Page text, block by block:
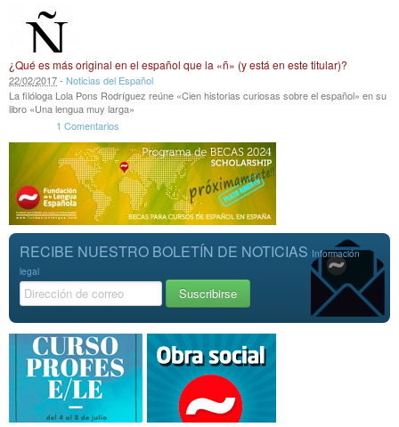
¿Qué es más original en el español que la «ñ» (y está en este titular)?
22/02/2017- Noticias del Español
La filóloga Lola Pons Rodríguez reúne «Cien historias curiosas sobre el español» en su
libro «Una lengua muy larga»
1 Comentarios
RECIBE NUESTRO BOLETÍN DE NOTICIAS Información
legal